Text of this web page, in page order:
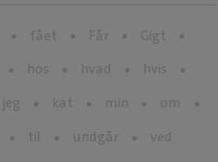
fået Får
Gigt
hos hvad
hvis
jeg kat min
om
til undgår ved